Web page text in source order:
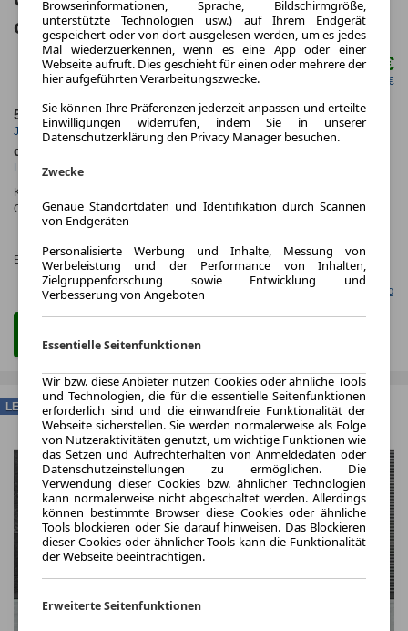
oder minty)
ab mtl.79,00 €
netto mtl. 66,39 €
5.000,0 km
Jahrliche Fahrleistung
48 Monate
Laufzeit
ca. 6 kW (8 PS)
Leistung
Kraftstoffverbr.¹:
CO
-Emissionen*:ca. 0 g/km(komb.)
Effizienzklasse:
CO₂-
KLASSE
A (KOMB.)
Gefunden auf mobile.de Leasing
LEASING
Browserinformationen, Sprache, Bildschirmgröße,
unterstützte Technologien usw.) auf Ihrem Endgerät
gespeichert oder von dort ausgelesen werden, um es jedes
Mal wiederzuerkennen, wenn es eine App oder einer
Webseite aufruft. Dies geschieht für einen oder mehrere der
hier aufgeführten Verarbeitungszwecke.
Sie können Ihre Präferenzen jederzeit anpassen und erteilte
Einwilligungen widerrufen, indem Sie in unserer
Datenschutzerklärung den Privacy Manager besuchen.
Zwecke
Genaue Standortdaten und Identifikation durch Scannen
von Endgeräten
Personalisierte Werbung und Inhalte, Messung von
Werbeleistung und der Performance von Inhalten,
Zielgruppenforschung sowie Entwicklung und
Verbesserung von Angeboten
Essentielle Seitenfunktionen
Wir bzw. diese Anbieter nutzen Cookies oder ähnliche Tools
und Technologien, die für die essentielle Seitenfunktionen
erforderlich sind und die einwandfreie Funktionalität der
Webseite sicherstellen. Sie werden normalerweise als Folge
von Nutzeraktivitäten genutzt, um wichtige Funktionen wie
das Setzen und Aufrechterhalten von Anmeldedaten oder
Datenschutzeinstellungen zu ermöglichen. Die
Verwendung dieser Cookies bzw. ähnlicher Technologien
kann normalerweise nicht abgeschaltet werden. Allerdings
können bestimmte Browser diese Cookies oder ähnliche
Tools blockieren oder Sie darauf hinweisen. Das Blockieren
dieser Cookies oder ähnlicher Tools kann die Funktionalität
der Webseite beeinträchtigen.
Erweiterte Seitenfunktionen